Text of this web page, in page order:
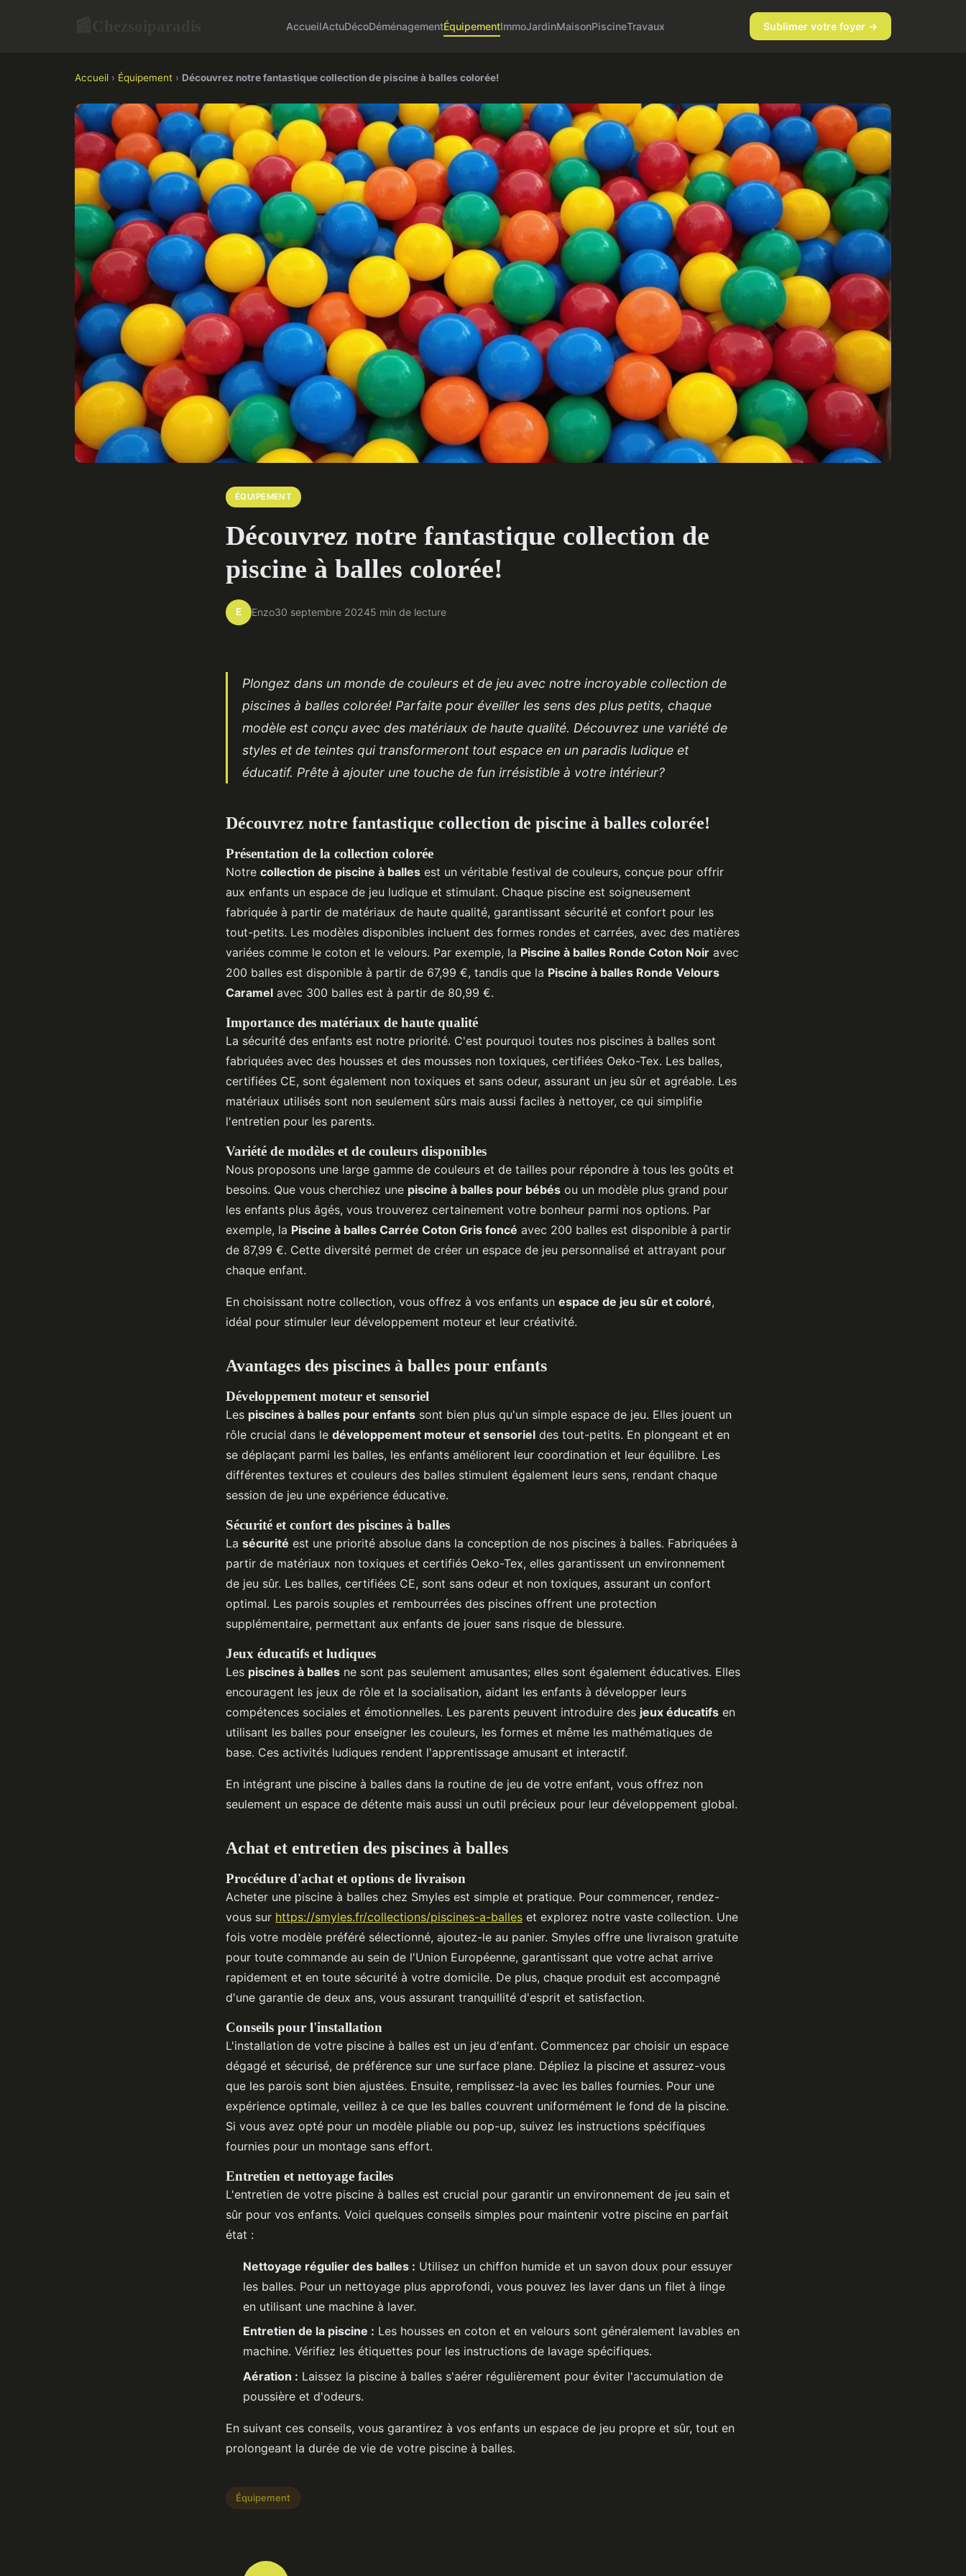
AccueilActuDécoDéménagementÉquipementImmoJardinMaisonPiscineTravaux Sublimer votre foyer →
Accueil › Équipement › Découvrez notre fantastique collection de piscine à balles colorée!
ÉQUIPEMENT
Découvrez notre fantastique collection de
piscine à balles colorée!
E Enzo30 septembre 20245 min de lecture
Plongez dans un monde de couleurs et de jeu avec notre incroyable collection de
piscines à balles colorée! Parfaite pour éveiller les sens des plus petits, chaque
modèle est conçu avec des matériaux de haute qualité. Découvrez une variété de
styles et de teintes qui transformeront tout espace en un paradis ludique et
éducatif. Prête à ajouter une touche de fun irrésistible à votre intérieur?
Découvrez notre fantastique collection de piscine à balles colorée!
Présentation de la collection colorée
Notre collection de piscine à balles est un véritable festival de couleurs, conçue pour offrir
aux enfants un espace de jeu ludique et stimulant. Chaque piscine est soigneusement
fabriquée à partir de matériaux de haute qualité, garantissant sécurité et confort pour les
tout-petits. Les modèles disponibles incluent des formes rondes et carrées, avec des matières
variées comme le coton et le velours. Par exemple, la Piscine à balles Ronde Coton Noir avec
200 balles est disponible à partir de 67,99 €, tandis que la Piscine à balles Ronde Velours
Caramel avec 300 balles est à partir de 80,99 €.
Importance des matériaux de haute qualité
La sécurité des enfants est notre priorité. C'est pourquoi toutes nos piscines à balles sont
fabriquées avec des housses et des mousses non toxiques, certifiées Oeko-Tex. Les balles,
certifiées CE, sont également non toxiques et sans odeur, assurant un jeu sûr et agréable. Les
matériaux utilisés sont non seulement sûrs mais aussi faciles à nettoyer, ce qui simplifie
l'entretien pour les parents.
Variété de modèles et de couleurs disponibles
Nous proposons une large gamme de couleurs et de tailles pour répondre à tous les goûts et
besoins. Que vous cherchiez une piscine à balles pour bébés ou un modèle plus grand pour
les enfants plus âgés, vous trouverez certainement votre bonheur parmi nos options. Par
exemple, la Piscine à balles Carrée Coton Gris foncé avec 200 balles est disponible à partir
de 87,99 €. Cette diversité permet de créer un espace de jeu personnalisé et attrayant pour
chaque enfant.
En choisissant notre collection, vous offrez à vos enfants un espace de jeu sûr et coloré,
idéal pour stimuler leur développement moteur et leur créativité.
Avantages des piscines à balles pour enfants
Développement moteur et sensoriel
Les piscines à balles pour enfants sont bien plus qu'un simple espace de jeu. Elles jouent un
rôle crucial dans le développement moteur et sensoriel des tout-petits. En plongeant et en
se déplaçant parmi les balles, les enfants améliorent leur coordination et leur équilibre. Les
différentes textures et couleurs des balles stimulent également leurs sens, rendant chaque
session de jeu une expérience éducative.
Sécurité et confort des piscines à balles
La sécurité est une priorité absolue dans la conception de nos piscines à balles. Fabriquées à
partir de matériaux non toxiques et certifiés Oeko-Tex, elles garantissent un environnement
de jeu sûr. Les balles, certifiées CE, sont sans odeur et non toxiques, assurant un confort
optimal. Les parois souples et rembourrées des piscines offrent une protection
supplémentaire, permettant aux enfants de jouer sans risque de blessure.
Jeux éducatifs et ludiques
Les piscines à balles ne sont pas seulement amusantes; elles sont également éducatives. Elles
encouragent les jeux de rôle et la socialisation, aidant les enfants à développer leurs
compétences sociales et émotionnelles. Les parents peuvent introduire des jeux éducatifs en
utilisant les balles pour enseigner les couleurs, les formes et même les mathématiques de
base. Ces activités ludiques rendent l'apprentissage amusant et interactif.
En intégrant une piscine à balles dans la routine de jeu de votre enfant, vous offrez non
seulement un espace de détente mais aussi un outil précieux pour leur développement global.
Achat et entretien des piscines à balles
Procédure d'achat et options de livraison
Acheter une piscine à balles chez Smyles est simple et pratique. Pour commencer, rendez-
vous sur https://smyles.fr/collections/piscines-a-balles et explorez notre vaste collection. Une
fois votre modèle préféré sélectionné, ajoutez-le au panier. Smyles offre une livraison gratuite
pour toute commande au sein de l'Union Européenne, garantissant que votre achat arrive
rapidement et en toute sécurité à votre domicile. De plus, chaque produit est accompagné
d'une garantie de deux ans, vous assurant tranquillité d'esprit et satisfaction.
Conseils pour l'installation
L'installation de votre piscine à balles est un jeu d'enfant. Commencez par choisir un espace
dégagé et sécurisé, de préférence sur une surface plane. Dépliez la piscine et assurez-vous
que les parois sont bien ajustées. Ensuite, remplissez-la avec les balles fournies. Pour une
expérience optimale, veillez à ce que les balles couvrent uniformément le fond de la piscine.
Si vous avez opté pour un modèle pliable ou pop-up, suivez les instructions spécifiques
fournies pour un montage sans effort.
Entretien et nettoyage faciles
L'entretien de votre piscine à balles est crucial pour garantir un environnement de jeu sain et
sûr pour vos enfants. Voici quelques conseils simples pour maintenir votre piscine en parfait
état :
Nettoyage régulier des balles : Utilisez un chiffon humide et un savon doux pour essuyer
les balles. Pour un nettoyage plus approfondi, vous pouvez les laver dans un filet à linge
en utilisant une machine à laver.
Entretien de la piscine : Les housses en coton et en velours sont généralement lavables en
machine. Vérifiez les étiquettes pour les instructions de lavage spécifiques.
Aération : Laissez la piscine à balles s'aérer régulièrement pour éviter l'accumulation de
poussière et d'odeurs.
En suivant ces conseils, vous garantirez à vos enfants un espace de jeu propre et sûr, tout en
prolongeant la durée de vie de votre piscine à balles.
Équipement